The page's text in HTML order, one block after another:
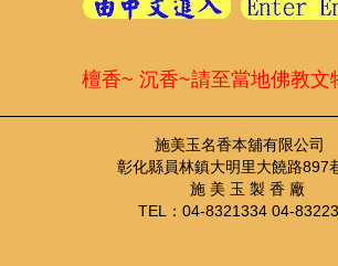
檀香~ 沉香~請至當地佛教
施美玉名香本舖有限公司
彰化縣員林鎮大明里大饒路897
施 美 玉 製 香 廠
TEL：04-8321334 04-